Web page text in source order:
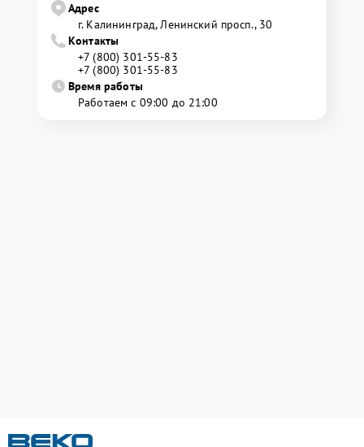
Адрес
г. Калининград, Ленинский просп., 30
Контакты
+7 (800) 301-55-83
+7 (800) 301-55-83
Время работы
Работаем с 09:00 до 21:00